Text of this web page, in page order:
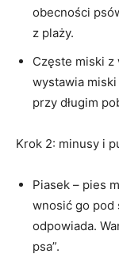
obecności
z plaży.
Częste miski z
wystawia
przy długim
Krok 2: minusy i
Piasek – pies
wnosić go pod
odpowiada.
psa”.